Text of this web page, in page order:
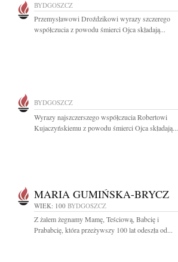
BYDGOSZCZ
Przemysławowi Droździkowi wyrazy szczerego
współczucia z powodu śmierci Ojca składają...
BYDGOSZCZ
Wyrazy najszczerszego współczucia Robertowi
Kujaczyńskiemu z powodu śmierci Ojca składają...
MARIA GUMIŃSKA-BRYCZ
WIEK: 100 BYDGOSZCZ
Z żalem żegnamy Mamę, Teściową, Babcię i
Prababcię, która przeżywszy 100 lat odeszła od...